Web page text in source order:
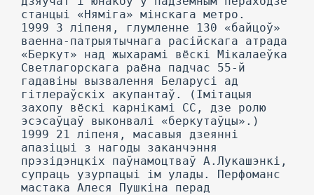
станцыі «Няміга» мінскага метро.
1999 3 ліпеня, глумленне 130 «байцоў»
ваенна-патрыятычнага расійскага атрада
«Беркут» над жыхарамі вёскі Мікалаеўка
Светлагорскага раёна падчас 55-й
гадавіны вызвалення Беларусі ад
гітлераўскіх акупантаў. (Імітацыя
захопу вёскі карнікамі СС, дзе ролю
эсэсаўцаў выконвалі «беркутаўцы».)
1999 21 ліпеня, масавыя дзеянні
апазіцыі з нагоды заканчэння
прэзідэнцкіх паўнамоцтваў А.Лукашэнкі,
супраць узурпацыі ім улады. Перфоманс
мастака Алеся Пушкіна перад